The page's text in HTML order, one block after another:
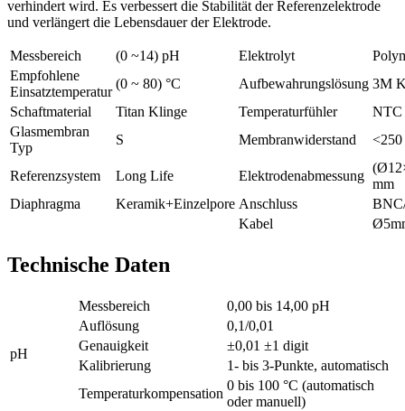
verhindert wird. Es verbessert die Stabilität der Referenzelektrode
und verlängert die Lebensdauer der Elektrode.
Messbereich (0 ~14) pH Elektrolyt
Empfohlene
Einsatztemperatur
(0 ~ 80) °C Aufbewahrungslösung 3M
Schaftmaterial
Titan Klinge Temperaturfühler
Glasmembran
Typ
S Membranwiderstand
Referenzsystem Long Life Elektrodenabmessung
mm
Diaphragma
Keramik+Einzelpore Anschluss
Kabel
Technische Daten
pH
Messbereich
0,00 bis 14,00 pH
Auflösung
0,1/0,01
Genauigkeit
±0,01 ±1 digit
Kalibrierung
1- bis 3-Punkte, automatisch
Temperaturkompensation
0 bis 100 °C (automatisch
oder manuell)